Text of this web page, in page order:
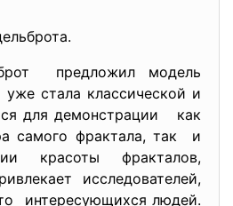
предложил модель
уже стала классической и
для демонстрации как
самого фрактала, так и
красоты фракталов,
исследователей,
интересующихся людей.